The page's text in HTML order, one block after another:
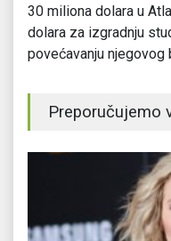
30 miliona dolara u
dolara za izgradnju
povećavanju njegovog
Preporučujemo